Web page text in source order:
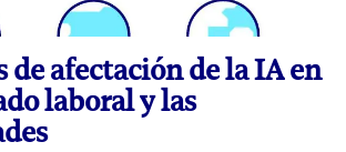
afectación de la IA en
laboral y las